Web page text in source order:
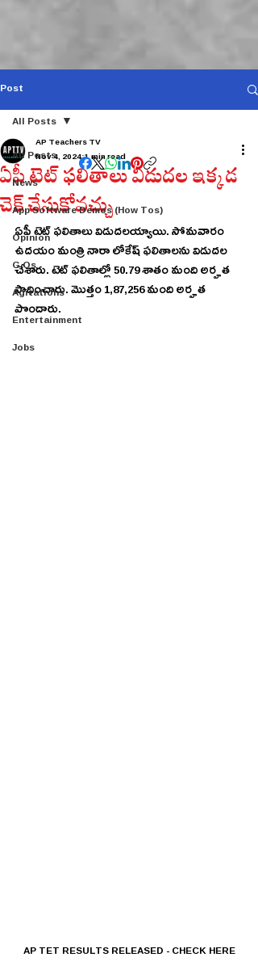
Post
All Posts
News
App Software Demos (How Tos)
Opinion
G.Os
Agitations
Entertainment
Jobs
All Posts
ఏపీ టెట్ ఫలితాలు విడుదల ఇక్కడ
చెక్ చేసుకోవచ్చు
AP Teachers TV
Nov 4, 2024 1 min read
ఏపీ టెట్ ఫలితాలు విడుదలయ్యాయి. సోమవారం
ఉదయం మంత్రి నారా లోకేష్ ఫలితాలను విడుదల
చేశారు. టెట్ ఫలితాల్లో 50.79 శాతం మంది అర్హత
సాధించారు. మొత్తం 1,87,256 మంది అర్హత
పొందారు.
AP TET RESULTS RELEASED - CHECK HERE